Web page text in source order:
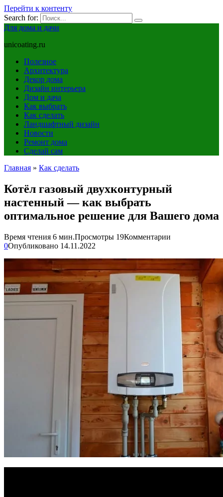
Перейти к контенту
Search for:
Для дома и дачи
unicoating.ru
Полезное
Архитектура
Декор дома
Дизайн интерьера
Дом и дача
Как выбрать
Как сделать
Ландшафтный дизайн
Новости
Ремонт дома
Сделай сам
Главная » Как сделать
Котёл газовый двухконтурный
настенный — как выбрать
оптимальное решение для Вашего дома
Время чтения 6 мин.Просмотры 19Комментарии
0Опубликовано 14.11.2022